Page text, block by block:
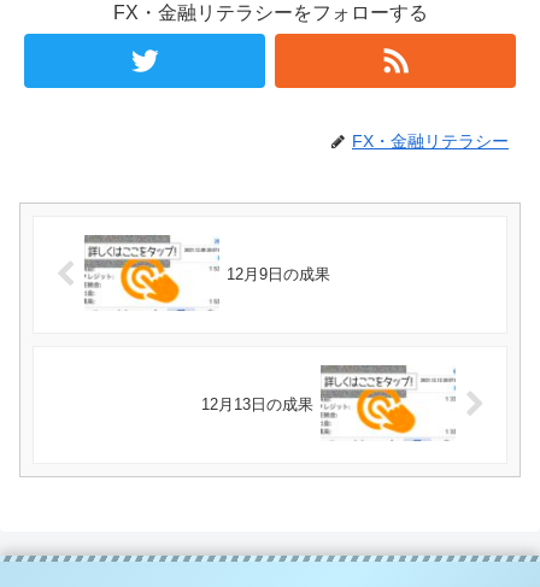
FX・金融リテラシーをフォローする
FX・金融リテラシー
12月9日の成果
12月13日の成果